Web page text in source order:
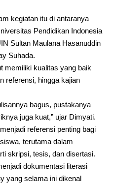
kegiatan itu di antaranya
Pendidikan Indonesia
Sultan Maulana Hasanuddin
Suhada.
memiliki kualitas yang baik
referensi, hingga kajian
bagus, pustakanya
juga kuat,” ujar Dimyati.
referensi penting bagi
terutama dalam
skripsi, tesis, dan disertasi.
dokumentasi literasi
yang selama ini dikenal